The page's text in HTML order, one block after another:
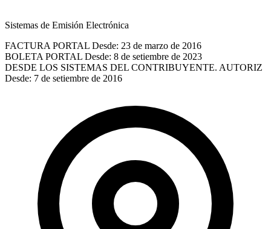
Sistemas de Emisión Electrónica
FACTURA PORTAL Desde: 23 de marzo de 2016
BOLETA PORTAL Desde: 8 de setiembre de 2023
DESDE LOS SISTEMAS DEL CONTRIBUYENTE. AUTORIZ
Desde: 7 de setiembre de 2016